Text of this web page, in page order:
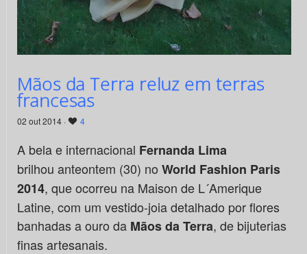
Mãos da Terra reluz em terras
francesas
02 out 2014 · 4
A bela e internacional Fernanda Lima
brilhou anteontem (30) no World Fashion Paris
2014, que ocorreu na Maison de L´Amerique
Latine, com um vestido-joia detalhado por flores
banhadas a ouro da Mãos da Terra, de bijuterias
finas artesanais.